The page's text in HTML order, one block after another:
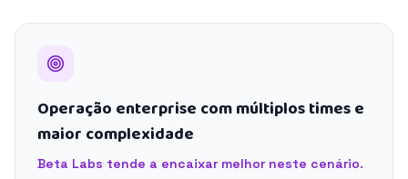
Operação enterprise com múltiplos times e
maior complexidade
Beta Labs tende a encaixar melhor neste cenário.